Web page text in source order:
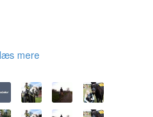
læs mere